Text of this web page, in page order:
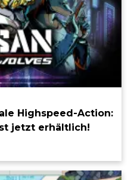
Highspeed-Action:
jetzt erhältlich!